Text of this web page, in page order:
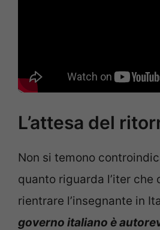
L’attesa del
Non si temono
quanto riguarda l’iter che
rientrare l’insegnante in
governo italiano è